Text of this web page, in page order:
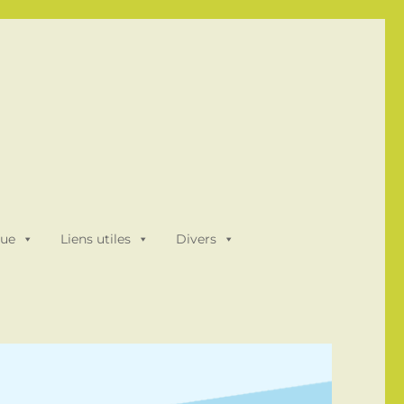
Liens utiles Divers